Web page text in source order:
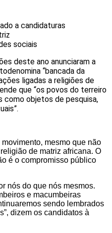
a candidaturas
sociais
deste ano anunciaram a
“bancada da
ligadas a religiões de
que “os povos do terreiro
como objetos de pesquisa,
mesmo que não
de matriz africana. O
é o compromisso público
nós do que nós mesmos.
e macumbeiras
sendo lembrados
dizem os candidatos à